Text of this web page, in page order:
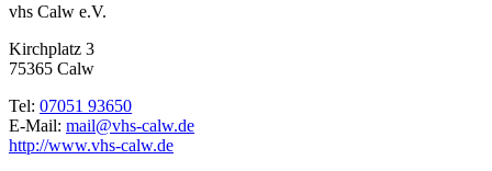
vhs Calw e.V.
Kirchplatz 3
75365 Calw
Tel: 07051 93650
E-Mail: mail@vhs-calw.de
http://www.vhs-calw.de